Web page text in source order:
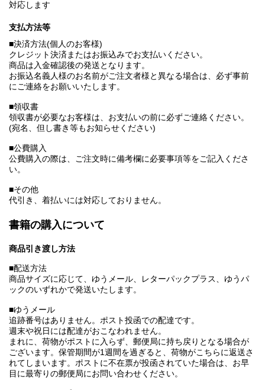
対応します
支払方法等
■決済方法(個人のお客様)
クレジット決済またはお振込みでお支払いください。
商品は入金確認後の発送となります。
お振込名義人様のお名前がご注文者様と異なる場合は、必ず事前
にご連絡をお願いいたします。
■領収書
領収書が必要なお客様は、お支払いの前に必ずご連絡ください。
(宛名、但し書き等もお知らせください)
■公費購入
公費購入の際は、ご注文時に備考欄に必要事項等をご記入くださ
い。
■その他
代引き、着払いには対応しておりません。
書籍の購入について
商品引き渡し方法
■配送方法
商品サイズに応じて、ゆうメール、レターパックプラス、ゆうパ
ックのいずれかで発送いたします。
■ゆうメール
追跡番号はありません。ポスト投函での配達です。
週末や祝日には配達がおこなわれません。
まれに、荷物がポストに入らず、郵便局に持ち戻りとなる場合が
ございます。保管期間が1週間を過ぎると、荷物がこちらに返送さ
れてしまいます。ポストに不在票が投函されていた場合は、お早
目に最寄りの郵便局にお問い合わせください。